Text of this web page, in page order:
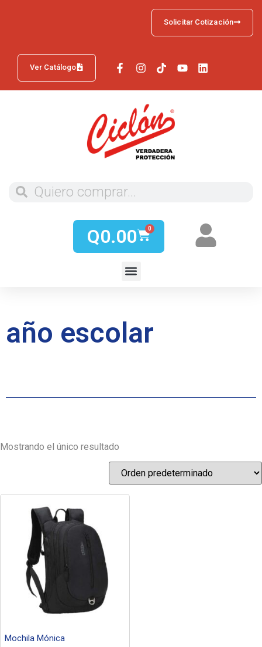
Ver Catálogo
Solicitar Cotización
Q0.00 0
año escolar
Mostrando el único resultado
Mochila Mónica